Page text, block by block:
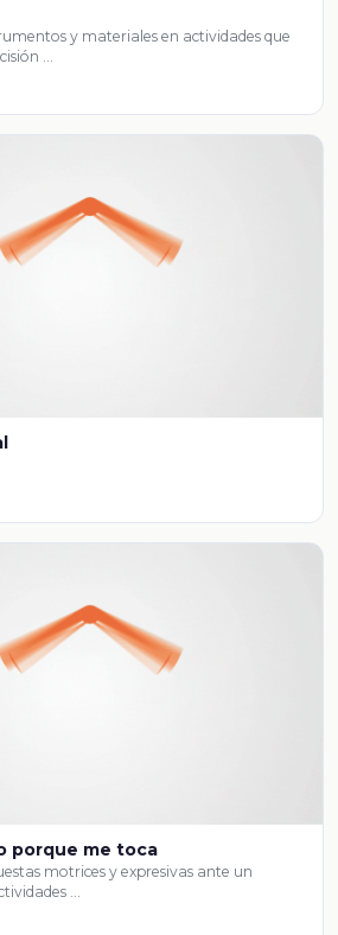
y materiales en actividades que
…
porque me toca
motrices y expresivas ante un
…